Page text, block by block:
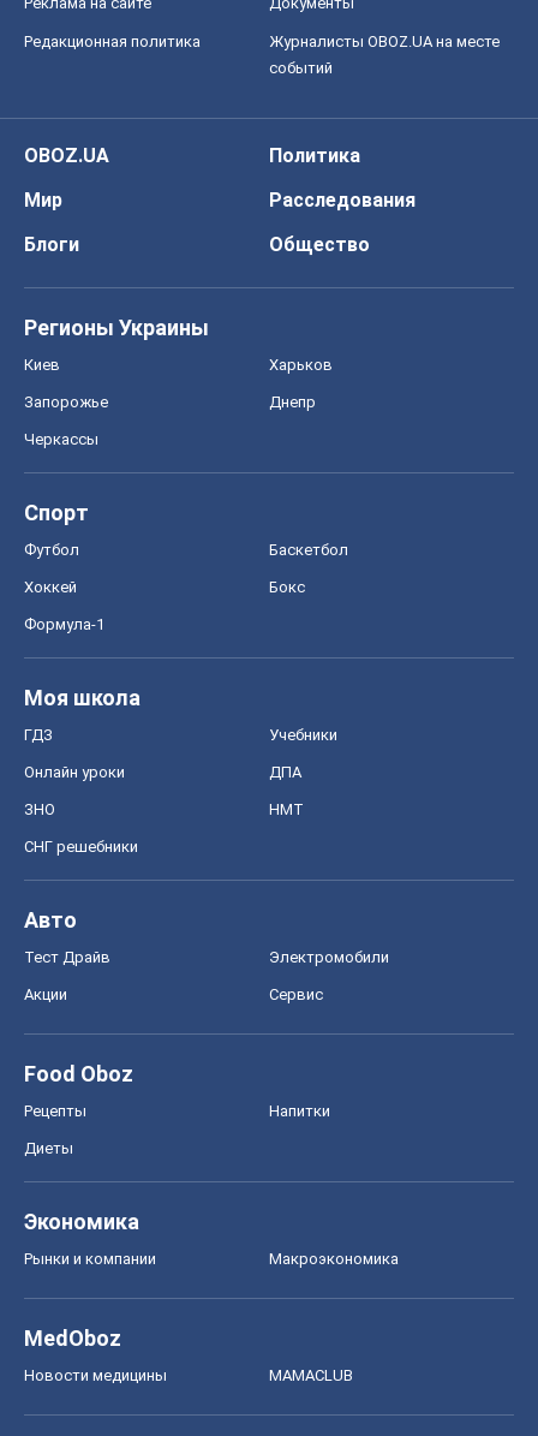
Редакционная политика
Журналисты OBOZ.UA на месте
событий
OBOZ.UA
Политика
Мир
Расследования
Блоги
Общество
Регионы Украины
Киев Харьков
Запорожье Днепр
Черкассы
Спорт
Футбол Баскетбол
Хоккей Бокс
Формула-1
Моя школа
ГДЗ Учебники
Онлайн уроки ДПА
ЗНО НМТ
СНГ решебники
Авто
Тест Драйв Электромобили
Акции Сервис
Food Oboz
Рецепты Напитки
Диеты
Экономика
Рынки и компании Mакроэкономика
MedOboz
Новости медицины MAMACLUB